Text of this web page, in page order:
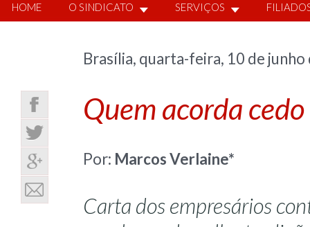
HOME O SINDICATO SERVIÇOS
Brasília, quarta-feira, 10 de
Quem acorda
Por: Marcos Verlaine*
Carta dos empresários